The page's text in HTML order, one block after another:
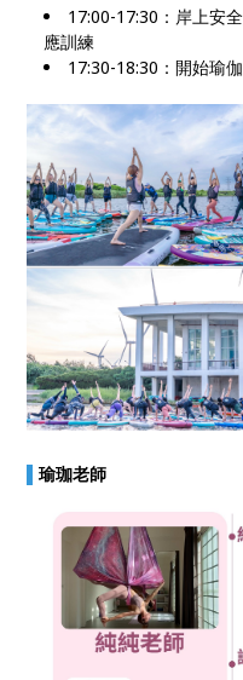
17:00-17:30 ： 岸上安
應訓練
17:30-18:30 ：開始瑜
▌瑜珈老師